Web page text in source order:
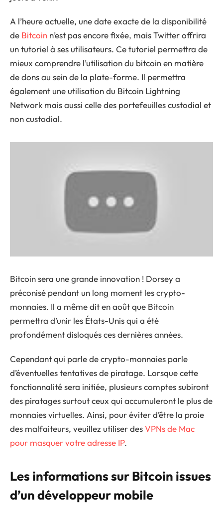
A l’heure actuelle, une date exacte de la disponibilité
de Bitcoin n’est pas encore fixée, mais Twitter offrira
un tutoriel à ses utilisateurs. Ce tutoriel permettra de
mieux comprendre l’utilisation du bitcoin en matière
de dons au sein de la plate-forme. Il permettra
également une utilisation du Bitcoin Lightning
Network mais aussi celle des portefeuilles custodial et
non custodial.
Bitcoin sera une grande innovation ! Dorsey a
préconisé pendant un long moment les crypto-
monnaies. Il a même dit en août que Bitcoin
permettra d’unir les États-Unis qui a été
profondément disloqués ces dernières années.
Cependant qui parle de crypto-monnaies parle
d’éventuelles tentatives de piratage. Lorsque cette
fonctionnalité sera initiée, plusieurs comptes subiront
des piratages surtout ceux qui accumuleront le plus de
monnaies virtuelles. Ainsi, pour éviter d’être la proie
des malfaiteurs, veuillez utiliser desVPNs de Mac
pour masquer votre adresse IP.
Les informations sur Bitcoin issues
d’un développeur mobile